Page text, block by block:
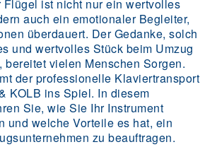
ist nicht nur ein wertvolles
auch ein emotionaler Begleiter,
überdauert. Der Gedanke, solch
und wertvolles Stück beim Umzug
bereitet vielen Menschen Sorgen.
der professionelle Klaviertransport
KOLB ins Spiel. In diesem
Sie, wie Sie Ihr Instrument
und welche Vorteile es hat, ein
zu beauftragen.